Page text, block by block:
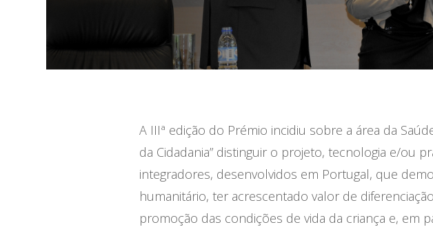
A IIIª edição do Prémio incidiu sobre a área da
da Cidadania” distinguir o projeto, tecnologia e/ou
integradores, desenvolvidos em Portugal, que
humanitário, ter acrescentado valor de
promoção das condições de vida da criança e, em